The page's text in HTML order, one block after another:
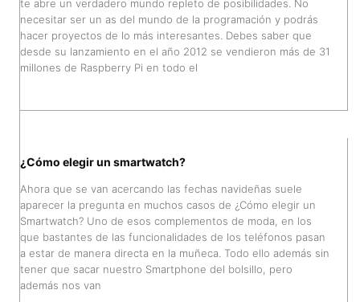
te abre un verdadero mundo repleto de posibilidades. No
necesitar ser un as del mundo de la programación y podrás
hacer proyectos de lo más interesantes. Debes saber que
desde su lanzamiento en el año 2012 se vendieron más de 31
millones de Raspberry Pi en todo el
¿Cómo elegir un smartwatch?
Ahora que se van acercando las fechas navideñas suele
aparecer la pregunta en muchos casos de ¿Cómo elegir un
Smartwatch? Uno de esos complementos de moda, en los
que bastantes de las funcionalidades de los teléfonos pasan
a estar de manera directa en la muñeca. Todo ello además sin
tener que sacar nuestro Smartphone del bolsillo, pero
además nos van